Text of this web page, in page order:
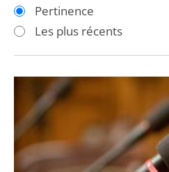
les
filtres
les
filtres
Pertinence
Les plus récents
Ouverture
colloque
du
comité